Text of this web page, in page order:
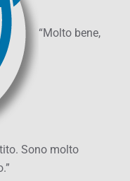
“Molto bene,
Sono molto